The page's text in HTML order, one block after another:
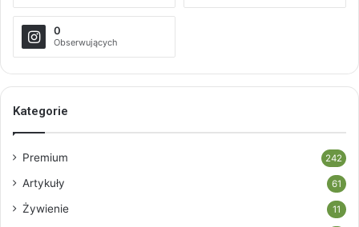
0
Obserwujących
Kategorie
Premium 242
Artykuły 61
Żywienie 11